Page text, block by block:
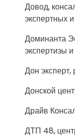
Довод,
экспертных
Доминанта
экспертизы
Дон эксперт,
Донской
Драйв
ДТП 48,